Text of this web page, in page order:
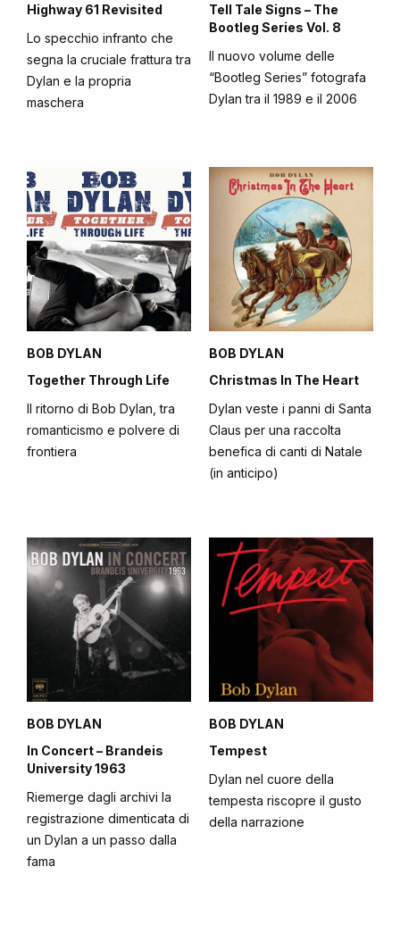
Highway 61 Revisited
Lo specchio infranto che
segna la cruciale frattura tra
Dylan e la propria
maschera
Tell Tale Signs – The
Bootleg Series Vol. 8
Il nuovo volume delle
“Bootleg Series” fotografa
Dylan tra il 1989 e il 2006
BOB DYLAN
Together Through Life
Il ritorno di Bob Dylan, tra
romanticismo e polvere di
frontiera
BOB DYLAN
Christmas In The Heart
Dylan veste i panni di Santa
Claus per una raccolta
benefica di canti di Natale
(in anticipo)
BOB DYLAN
In Concert – Brandeis
University 1963
Riemerge dagli archivi la
registrazione dimenticata di
un Dylan a un passo dalla
fama
BOB DYLAN
Tempest
Dylan nel cuore della
tempesta riscopre il gusto
della narrazione